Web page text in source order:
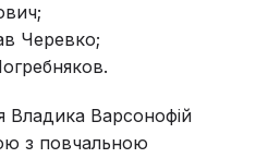
Черевко;
Владика Варсонофій
з повчальною